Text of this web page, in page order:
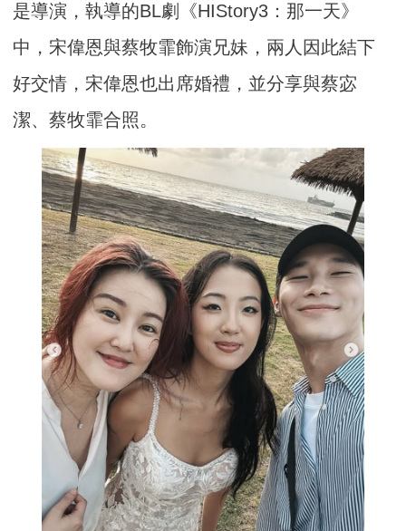
是導演，執導的BL劇《HIStory3：那一天》
中，宋偉恩與蔡牧霏飾演兄妹，兩人因此結下
好交情，宋偉恩也出席婚禮，並分享與蔡宓
潔、蔡牧霏合照。